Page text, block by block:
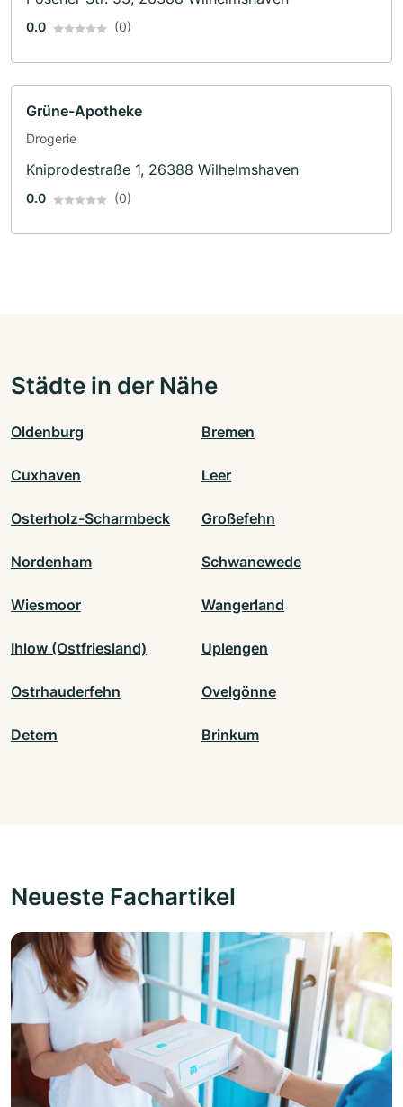
0.0 (0)
Grüne-Apotheke
Drogerie
Kniprodestraße 1, 26388 Wilhelmshaven
0.0 (0)
Städte in der Nähe
Oldenburg Bremen
Cuxhaven Leer
Osterholz-Scharmbeck Großefehn
Nordenham Schwanewede
Wiesmoor Wangerland
Ihlow (Ostfriesland) Uplengen
Ostrhauderfehn Ovelgönne
Detern Brinkum
Neueste Fachartikel